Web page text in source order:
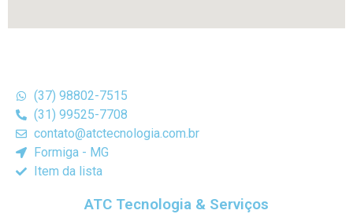
(37) 98802-7515
(31) 99525-7708
contato@atctecnologia.com.br
Formiga - MG
Item da lista
ATC Tecnologia & Serviços